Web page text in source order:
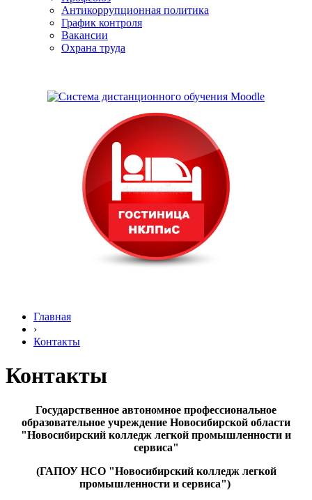
Антикоррупционная политика
График контроля
Вакансии
Охрана труда
Главная
›
Контакты
Контакты
Государственное автономное профессиональное
образовательное учреждение Новосибирской области
"Новосибирский колледж легкой промышленности и
сервиса"
(ГАПОУ НСО "Новосибирский колледж легкой
промышленности и сервиса")